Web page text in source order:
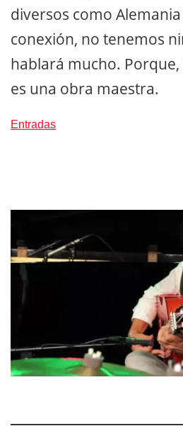
diversos como
conexión, no tenemos
hablará mucho.
es una obra maestra.
Entradas